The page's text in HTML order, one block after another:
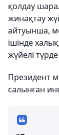
қолдау
жинақтау
айтуынша,
ішінде
жүйелі
Президент
салынған